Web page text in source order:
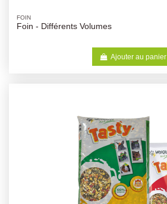
FOIN
Foin - Différents Volumes
Ajouter au panier